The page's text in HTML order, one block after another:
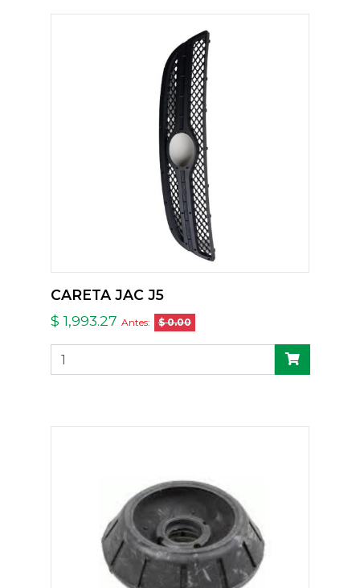
CARETA JAC J5
$ 1,993.27 Antes: $ 0.00